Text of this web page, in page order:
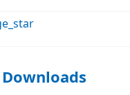
Downloads